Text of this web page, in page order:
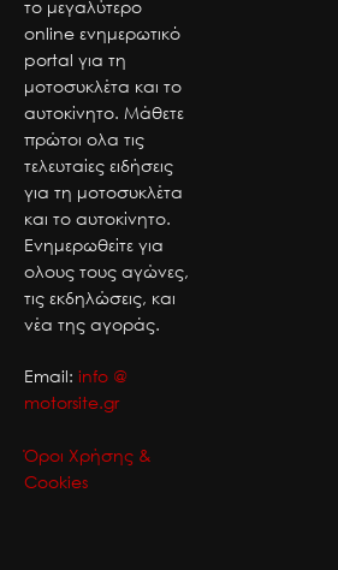
το μεγαλύτερο
online ενημερωτικό
portal για τη
μοτοσυκλέτα και το
αυτοκίνητο. Μάθετε
πρώτοι ολα τις
τελευταίες ειδήσεις
για τη μοτοσυκλέτα
και το αυτοκίνητο.
Ενημερωθείτε για
ολους τους αγώνες,
τις εκδηλώσεις, και
νέα της αγοράς.
Email: info @
motorsite.gr
Όροι Χρήσης &
Cookies